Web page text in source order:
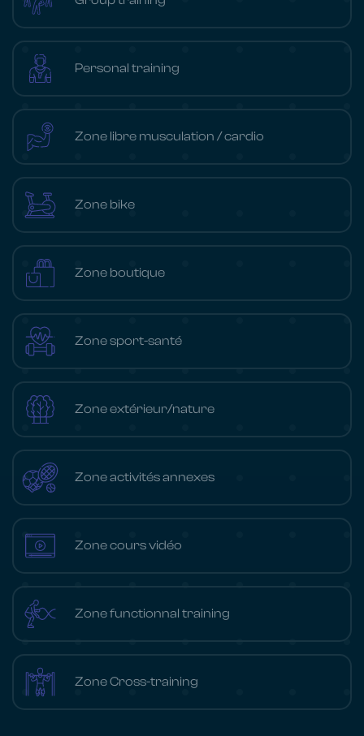
Personal training
Zone libre musculation / cardio
Zone bike
Zone boutique
Zone sport-santé
Zone extérieur/nature
Zone activités annexes
Zone cours vidéo
Zone functionnal training
Zone Cross-training